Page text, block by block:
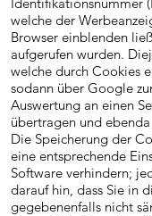
Identifikationsnummer
welche der
Browser einblenden
aufgerufen wurden.
welche durch Cookies
sodann über Google
Auswertung an einen
übertragen und
Die Speicherung der
eine entsprechende
Software verhindern;
darauf hin, dass Sie in
gegebenenfalls nicht